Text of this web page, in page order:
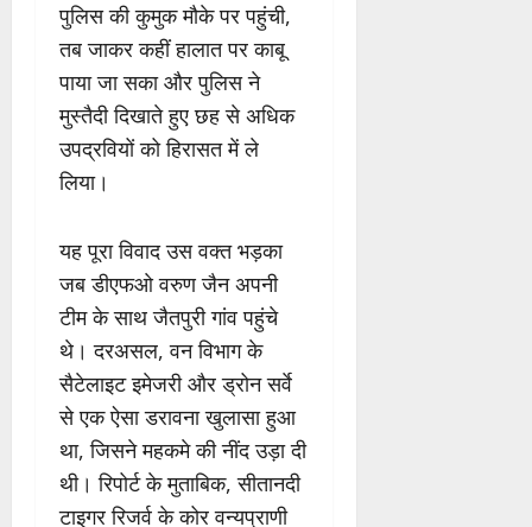
पुलिस की कुमुक मौके पर पहुंची,
तब जाकर कहीं हालात पर काबू
पाया जा सका और पुलिस ने
मुस्तैदी दिखाते हुए छह से अधिक
उपद्रवियों को हिरासत में ले
लिया।
यह पूरा विवाद उस वक्त भड़का
जब डीएफओ वरुण जैन अपनी
टीम के साथ जैतपुरी गांव पहुंचे
थे। दरअसल, वन विभाग के
सैटेलाइट इमेजरी और ड्रोन सर्वे
से एक ऐसा डरावना खुलासा हुआ
था, जिसने महकमे की नींद उड़ा दी
थी। रिपोर्ट के मुताबिक, सीतानदी
टाइगर रिजर्व के कोर वन्यप्राणी